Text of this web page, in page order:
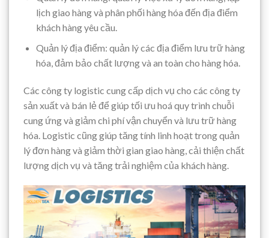
lịch giao hàng và phân phối hàng hóa đến địa điểm
khách hàng yêu cầu.
Quản lý địa điểm: quản lý các địa điểm lưu trữ hàng
hóa, đảm bảo chất lượng và an toàn cho hàng hóa.
Các công ty logistic cung cấp dịch vụ cho các công ty
sản xuất và bán lẻ để giúp tối ưu hoá quy trình chuỗi
cung ứng và giảm chi phí vận chuyển và lưu trữ hàng
hóa. Logistic cũng giúp tăng tính linh hoạt trong quản
lý đơn hàng và giảm thời gian giao hàng, cải thiện chất
lượng dịch vụ và tăng trải nghiệm của khách hàng.